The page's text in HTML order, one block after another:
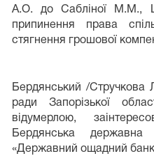
А.О. до Сабліної М.М.,
припинення права
стягнення грошової
Бердянський /Стручкова
ради Запорізької
відумерлою,
Бердянська державна
«Державний ощадний банк